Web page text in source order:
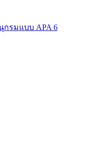
กรมแบบ APA 6